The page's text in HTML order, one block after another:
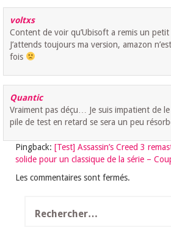
voltxs
Content de voir qu’Ubisoft a remis un
J’attends toujours ma version, amazon
fois
Quantic
Vraiment pas déçu… Je suis impatient de
pile de test en retard se sera un peu
Pingback: [Test] Assassin’s Creed 3
solide pour un classique de la série –
Les commentaires sont fermés.